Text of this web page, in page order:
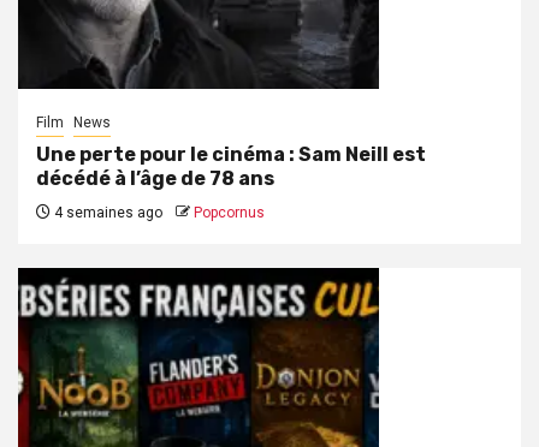
Film News
Une perte pour le cinéma : Sam Neill est
décédé à l’âge de 78 ans
4 semaines ago Popcornus